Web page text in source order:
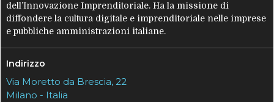
dell’Innovazione Imprenditoriale. Ha la missione di
diffondere la cultura digitale e imprenditoriale nelle imprese
e pubbliche amministrazioni italiane.
Indirizzo
Via Moretto da Brescia, 22
Milano - Italia